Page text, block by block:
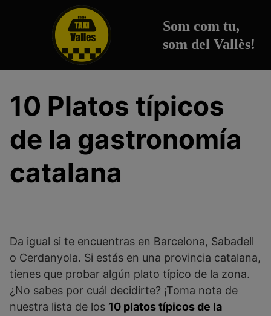
Som com tu,
som del Vallès!
10 Platos típicos
de la gastronomía
catalana
Da igual si te encuentras en Barcelona, Sabadell
o Cerdanyola. Si estás en una provincia catalana,
tienes que probar algún plato típico de la zona.
¿No sabes por cuál decidirte? ¡Toma nota de
nuestra lista de los 10 platos típicos de la